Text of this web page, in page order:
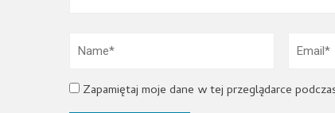
Zapamiętaj moje dane w tej przeglądarce